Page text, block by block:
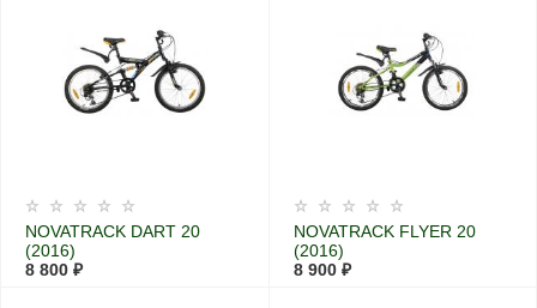
NOVATRACK DART 20
(2016)
8 800 ₽
NOVATRACK FLYER 20
(2016)
8 900 ₽